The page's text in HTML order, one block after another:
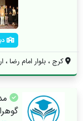
کرج ، بلوار امام رضا ،